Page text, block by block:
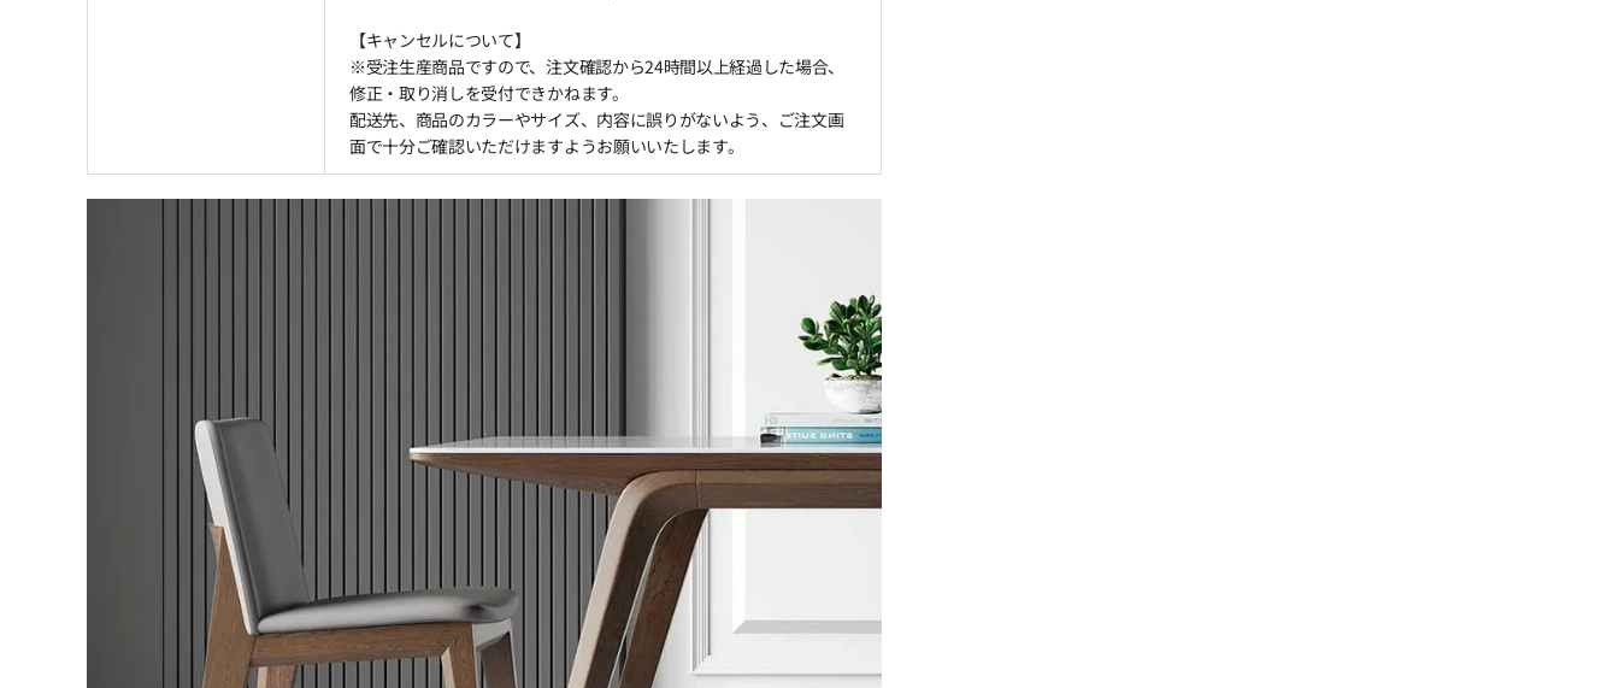
【キャンセルについて】
※受注生産商品ですので、注文確認から24時間以上経過した場合、
修正・取り消しを受付できかねます。
配送先、商品のカラーやサイズ、内容に誤りがないよう、ご注文画
面で十分ご確認いただけますようお願いいたします。